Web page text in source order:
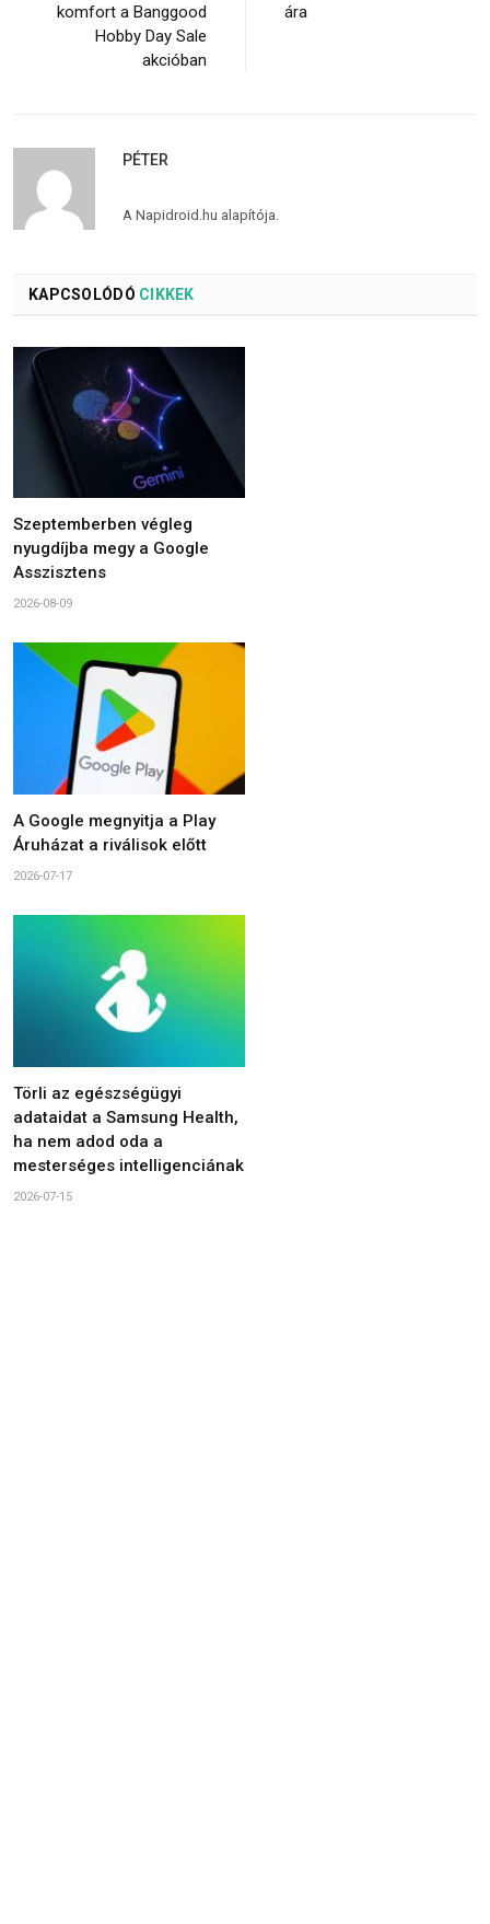
komfort a Banggood
Hobby Day Sale
akcióban
ára
PÉTER
A Napidroid.hu alapítója.
KAPCSOLÓDÓ CIKKEK
Szeptemberben végleg
nyugdíjba megy a Google
Asszisztens
2026-08-09
A Google megnyitja a Play
Áruházat a riválisok előtt
2026-07-17
Törli az egészségügyi
adataidat a Samsung Health,
ha nem adod oda a
mesterséges intelligenciának
2026-07-15